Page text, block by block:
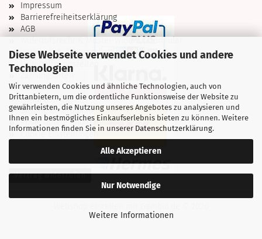
Diese Webseite verwendet Cookies und andere
Technologien
Wir verwenden Cookies und ähnliche Technologien, auch von
Drittanbietern, um die ordentliche Funktionsweise der Website zu
gewährleisten, die Nutzung unseres Angebotes zu analysieren und
Ihnen ein bestmögliches Einkaufserlebnis bieten zu können. Weitere
Informationen finden Sie in unserer Datenschutzerklärung.
Alle Akzeptieren
Nur Notwendige
Weitere Informationen
Impressum
Barrierefreiheitserklärung
AGB
Versand- & Zahlungsbedingungen
Ladenöffnungszeiten
Zahlungsarten
Über uns
Kontakt
Sitzung unterbrochen
Privatsphäre und Datenschutz
Cookie Einstellungen
Vertrag widerrufen